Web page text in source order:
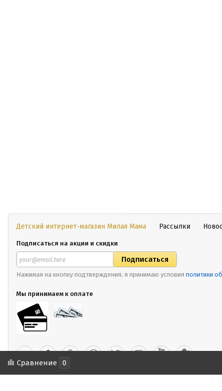
Детский интернет-магазин Милая Мама Рассылки
Подписаться на акции и скидки
Нажимая на кнопку подтверждения, я принимаю условия политики
Мы принимаем к оплате
Сравнение 0